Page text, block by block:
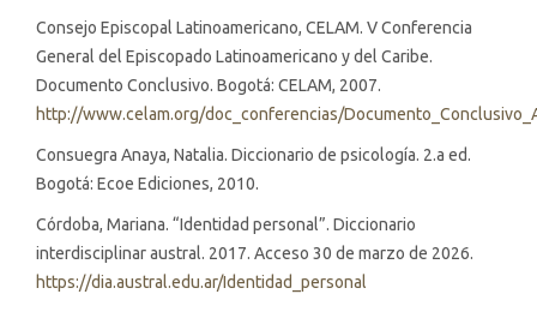
Consejo Episcopal Latinoamericano, CELAM. V Conferencia
General del Episcopado Latinoamericano y del Caribe.
Documento Conclusivo. Bogotá: CELAM, 2007.
http://www.celam.org/doc_conferencias/
Consuegra Anaya, Natalia. Diccionario de psicología. 2.a ed.
Bogotá: Ecoe Ediciones, 2010.
Córdoba, Mariana. “Identidad personal”. Diccionario
interdisciplinar austral. 2017. Acceso 30 de marzo de 2026.
https://dia.austral.edu.ar/Identidad_personal